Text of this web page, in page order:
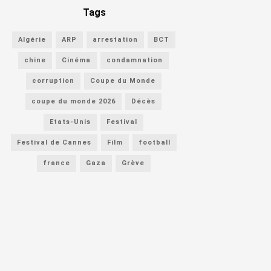
Tags
Algérie ARP arrestation BCT
chine Cinéma condamnation
corruption Coupe du Monde
coupe du monde 2026 Décès
Etats-Unis Festival
Festival de Cannes Film football
france Gaza Grève